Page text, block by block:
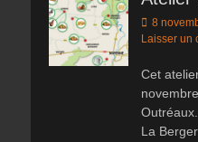
Posted
on
8
Laisser un
Cet
La